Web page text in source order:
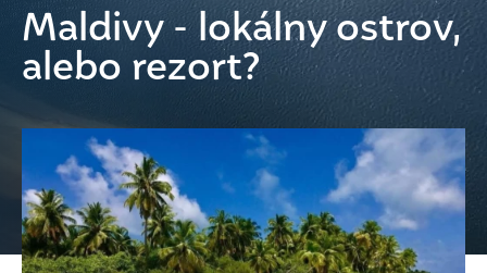
Maldivy - lokálny ostrov,
alebo rezort?